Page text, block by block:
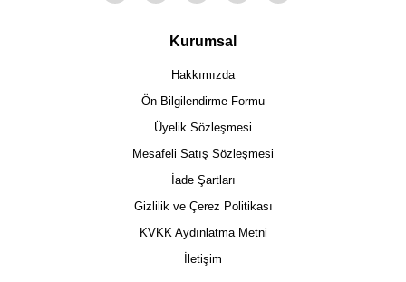
Kurumsal
Hakkımızda
Ön Bilgilendirme Formu
Üyelik Sözleşmesi
Mesafeli Satış Sözleşmesi
İade Şartları
Gizlilik ve Çerez Politikası
KVKK Aydınlatma Metni
İletişim